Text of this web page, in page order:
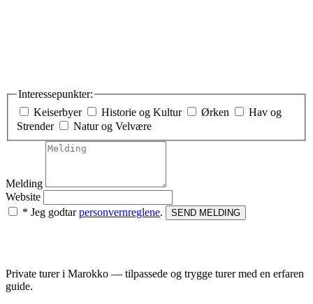
Interessepunkter:
Keiserbyer
Historie og Kultur Ørken
Hav og
Strender
Natur og Velvære
Melding
Website
* Jeg godtarpersonvernreglene. SEND MELDING
Private turer i Marokko — tilpassede og trygge turer med en erfaren
guide.